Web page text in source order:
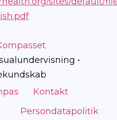
•
Kontakt
Persondatapolitik